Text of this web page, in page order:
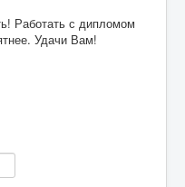
Работать с дипломом
Удачи Вам!